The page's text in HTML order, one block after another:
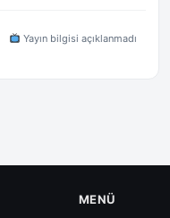
Yayın bilgisi açıklanmadı
MENÜ